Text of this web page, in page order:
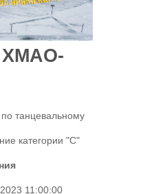
ХМАО-
танцевальному
категории "С"
11:00:00